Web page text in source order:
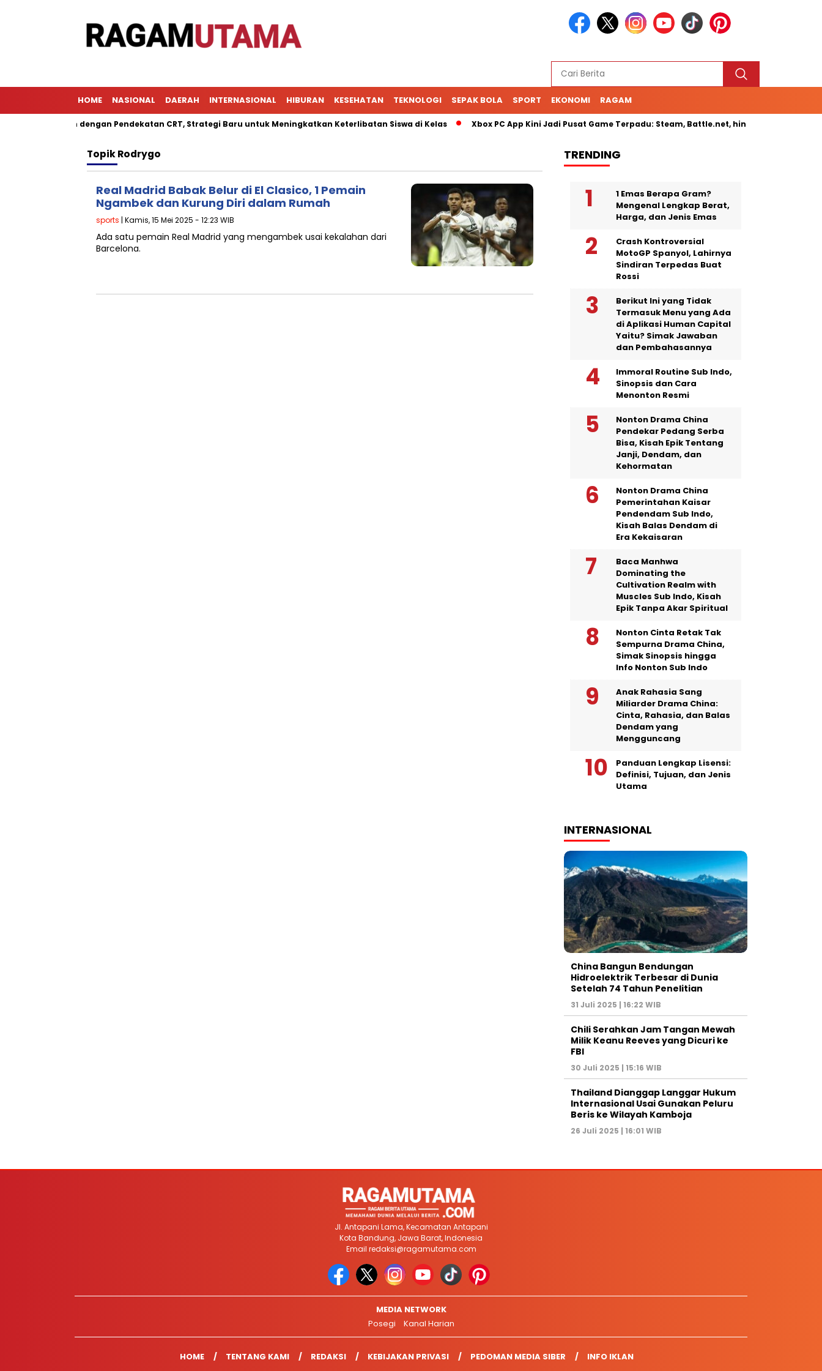
HOME NASIONAL DAERAH INTERNASIONAL HIBURAN KESEHATAN TEKNOLOGI SEPAK BOLA SPORT EKONOMI RAGAM
dengan Pendekatan CRT, Strategi Baru untuk Meningkatkan Keterlibatan Siswa di Kelas Xbox PC App Kini Jadi Pusat Game Terpadu: Steam, Battle.net, hingga Cloud Gaming
TopikRodrygo
Real Madrid Babak Belur di El Clasico, 1 Pemain
Ngambek dan Kurung Diri dalam Rumah
sports | Kamis, 15 Mei 2025 - 12:23 WIB
Ada satu pemain Real Madrid yang mengambek usai kekalahan dari
Barcelona.
TRENDING
1 Emas Berapa Gram?
Mengenal Lengkap Berat,
Harga, dan Jenis Emas
Crash Kontroversial
MotoGP Spanyol, Lahirnya
Sindiran Terpedas Buat
Rossi
Berikut Ini yang Tidak
Termasuk Menu yang Ada
di Aplikasi Human Capital
Yaitu? Simak Jawaban
dan Pembahasannya
Immoral Routine Sub Indo,
Sinopsis dan Cara
Menonton Resmi
Nonton Drama China
Pendekar Pedang Serba
Bisa, Kisah Epik Tentang
Janji, Dendam, dan
Kehormatan
Nonton Drama China
Pemerintahan Kaisar
Pendendam Sub Indo,
Kisah Balas Dendam di
Era Kekaisaran
Baca Manhwa
Dominating the
Cultivation Realm with
Muscles Sub Indo, Kisah
Epik Tanpa Akar Spiritual
Nonton Cinta Retak Tak
Sempurna Drama China,
Simak Sinopsis hingga
Info Nonton Sub Indo
Anak Rahasia Sang
Miliarder Drama China:
Cinta, Rahasia, dan Balas
Dendam yang
Mengguncang
Panduan Lengkap Lisensi:
Definisi, Tujuan, dan Jenis
Utama
INTERNASIONAL
China Bangun Bendungan
Hidroelektrik Terbesar di Dunia
Setelah 74 Tahun Penelitian
31 Juli 2025 | 16:22 WIB
Chili Serahkan Jam Tangan Mewah
Milik Keanu Reeves yang Dicuri ke
FBI
30 Juli 2025 | 15:16 WIB
Thailand Dianggap Langgar Hukum
Internasional Usai Gunakan Peluru
Beris ke Wilayah Kamboja
26 Juli 2025 | 16:01 WIB
Jl. Antapani Lama, Kecamatan Antapani
Kota Bandung, Jawa Barat, Indonesia
Email redaksi@ragamutama.com
MEDIA NETWORK
Posegi
Kanal Harian
HOME TENTANG KAMI REDAKSI KEBIJAKAN PRIVASI PEDOMAN MEDIA SIBER INFO IKLAN